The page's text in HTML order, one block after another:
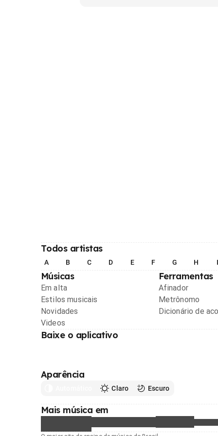
Todos artistas
A B C D E F G H
Músicas
Em alta
Estilos musicais
Novidades
Videos
Ferramentas
Afinador
Metrônomo
Dicionário de
Baixe o aplicativo
Aparência
Claro Escuro
Mais música em